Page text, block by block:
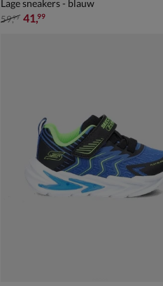
Lage sneakers - blauw
van € 59,99 voor € 41,99
59,99 41,99